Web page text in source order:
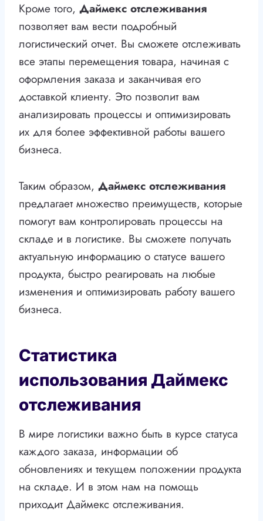
Кроме того, Даймекс отслеживания
позволяет вам вести подробный
логистический отчет. Вы сможете отслеживать
все этапы перемещения товара, начиная с
оформления заказа и заканчивая его
доставкой клиенту. Это позволит вам
анализировать процессы и оптимизировать
их для более эффективной работы вашего
бизнеса.
Таким образом, Даймекс отслеживания
предлагает множество преимуществ, которые
помогут вам контролировать процессы на
складе и в логистике. Вы сможете получать
актуальную информацию о статусе вашего
продукта, быстро реагировать на любые
изменения и оптимизировать работу вашего
бизнеса.
Статистика
использования Даймекс
отслеживания
В мире логистики важно быть в курсе статуса
каждого заказа, информации об
обновлениях и текущем положении продукта
на складе. И в этом нам на помощь
приходит Даймекс отслеживания.